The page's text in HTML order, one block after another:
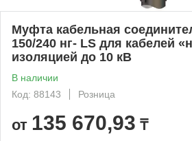
Муфта кабельная
150/240 нг- LS для кабелей
изоляцией до 10 кВ
В наличии
Код: 88143
Розница
от 135 670,93 ₸